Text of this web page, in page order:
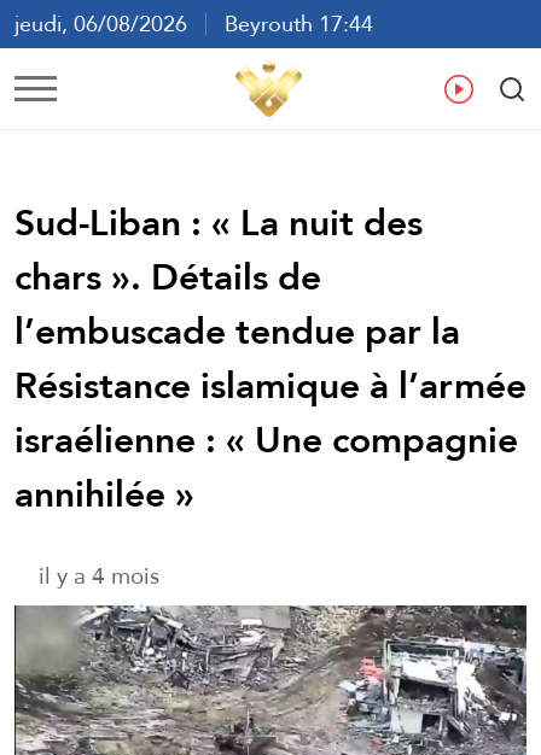
jeudi, 06/08/2026
Beyrouth 17:44
ع
Sud-Liban : « La nuit des
chars ». Détails de
l’embuscade tendue par la
Résistance islamique à l’armée
israélienne : « Une compagnie
annihilée »
il y a 4 mois